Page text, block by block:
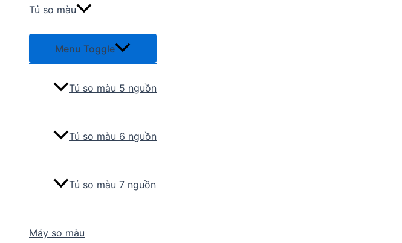
Tủ so màu
Menu Toggle
Tủ so màu 5 nguồn
Tủ so màu 6 nguồn
Tủ so màu 7 nguồn
Máy so màu